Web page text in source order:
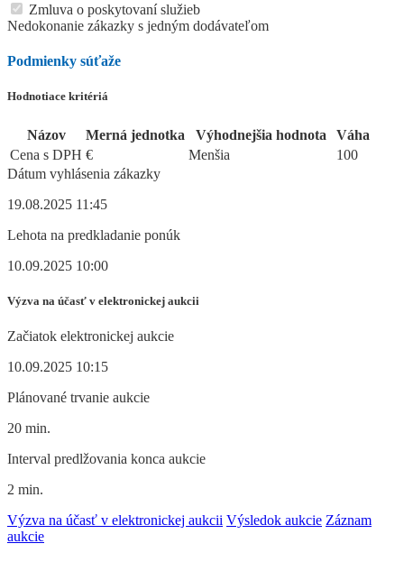
Zmluva o poskytovaní služieb
Nedokonanie zákazky s jedným dodávateľom
Podmienky súťaže
Hodnotiace kritériá
Názov Merná jednotka Výhodnejšia hodnota
Váha
Cena s DPH € Menšia
100
Dátum vyhlásenia zákazky
19.08.2025 11:45
Lehota na predkladanie ponúk
10.09.2025 10:00
Výzva na účasť v elektronickej aukcii
Začiatok elektronickej aukcie
10.09.2025 10:15
Plánované trvanie aukcie
20 min.
Interval predlžovania konca aukcie
2 min.
Výzva na účasť v elektronickej aukcii Výsledok aukcie Záznam
aukcie